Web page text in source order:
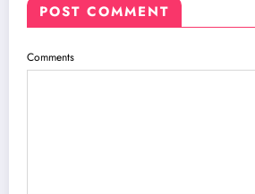
POST COMMENT
Comments